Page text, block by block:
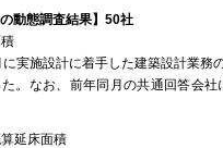
の動態調査結果】50社
実施設計に着手した建築設計業務
。なお、前年同月の共通回答会社
延床面積